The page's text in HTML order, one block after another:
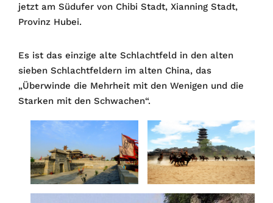
jetzt am Südufer von Chibi Stadt, Xianning Stadt,
Provinz Hubei.
Es ist das einzige alte Schlachtfeld in den alten
sieben Schlachtfeldern im alten China, das
„Überwinde die Mehrheit mit den Wenigen und die
Starken mit den Schwachen“.